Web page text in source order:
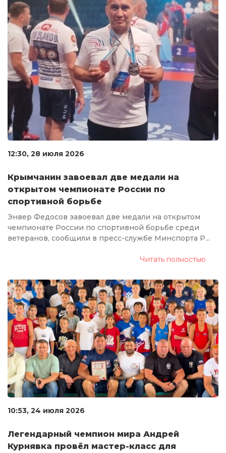
12:30, 28 июля 2026
Крымчанин завоевал две медали на
открытом чемпионате России по
спортивной борьбе
Энвер Федосов завоевал две медали на открытом
чемпионате России по спортивной борьбе среди
ветеранов, сообщили в пресс-службе Минспорта Р...
Читать полностью
10:53, 24 июля 2026
Легендарный чемпион мира Андрей
Курнявка провёл мастер-класс для